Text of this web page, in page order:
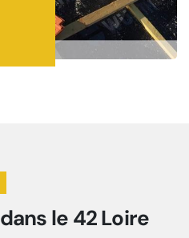
dans le 42 Loire